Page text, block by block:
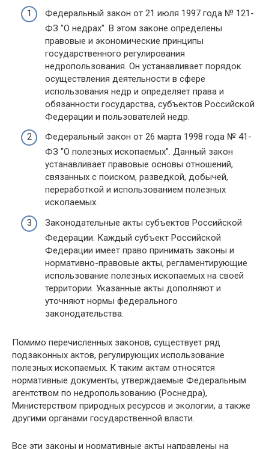
Федеральный закон от 21 июля 1997 года № 121-
ФЗ "О недрах". В этом законе определены
правовые и экономические принципы
государственного регулирования
недропользования. Он устанавливает порядок
осуществления деятельности в сфере
использования недр и определяет права и
обязанности государства, субъектов Российской
Федерации и пользователей недр.
Федеральный закон от 26 марта 1998 года № 41-
ФЗ "О полезных ископаемых". Данный закон
устанавливает правовые основы отношений,
связанных с поиском, разведкой, добычей,
переработкой и использованием полезных
ископаемых.
Законодательные акты субъектов Российской
Федерации. Каждый субъект Российской
Федерации имеет право принимать законы и
нормативно-правовые акты, регламентирующие
использование полезных ископаемых на своей
территории. Указанные акты дополняют и
уточняют нормы федерального
законодательства.
Помимо перечисленных законов, существует ряд
подзаконных актов, регулирующих использование
полезных ископаемых. К таким актам относятся
нормативные документы, утверждаемые Федеральным
агентством по недропользованию (Роснедра),
Министерством природных ресурсов и экологии, а также
другими органами государственной власти.
Все эти законы и нормативные акты направлены на